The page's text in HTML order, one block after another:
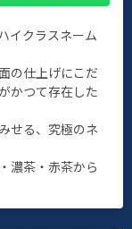
イクラスネーム
の仕上げにこだ
かつて存在した
せる、究極のネ
濃茶・赤茶から